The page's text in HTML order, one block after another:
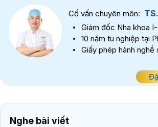
Cố vấn chuyên môn:
Giám đốc Nha khoa
10 năm tu nghiệp tại
Giấy phép hành
Nghe bài viết